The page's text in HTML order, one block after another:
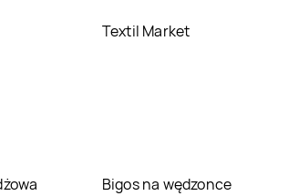
Textil Market
Bigos na wędzonce